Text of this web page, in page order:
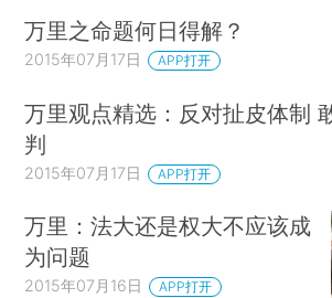
万里之命题何日得解？
2015年07月17日 APP打开
万里观点精选：反对扯皮体制
判
2015年07月17日 APP打开
万里：法大还是权大不应该成
为问题
2015年07月16日 APP打开